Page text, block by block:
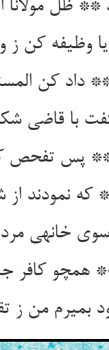
ظل مولانا
وظیفه کن ز
داد کن
با قاضی
** پس تفحص
نمودند از
سوی خانه‏ی
کافر
بمیرم من ز